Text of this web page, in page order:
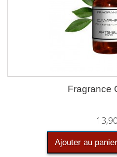
Fragrance
Ajouter au panier